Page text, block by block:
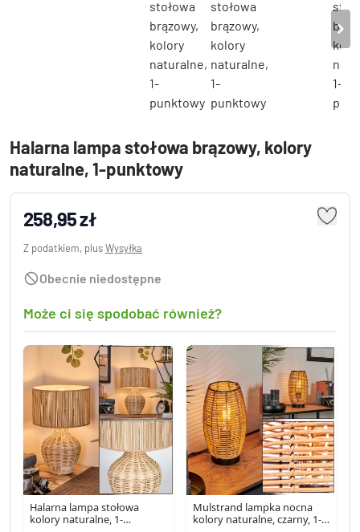
Halarna lampa stołowa brązowy, kolory
naturalne, 1-punktowy
258,95 zł
Z podatkiem, plusWysyłka
Obecnie niedostępne
Może ci się spodobać również?
Halarna lampa stołowa
kolory naturalne, 1-
Mulstrand lampka nocna
kolory naturalne, czarny, 1-